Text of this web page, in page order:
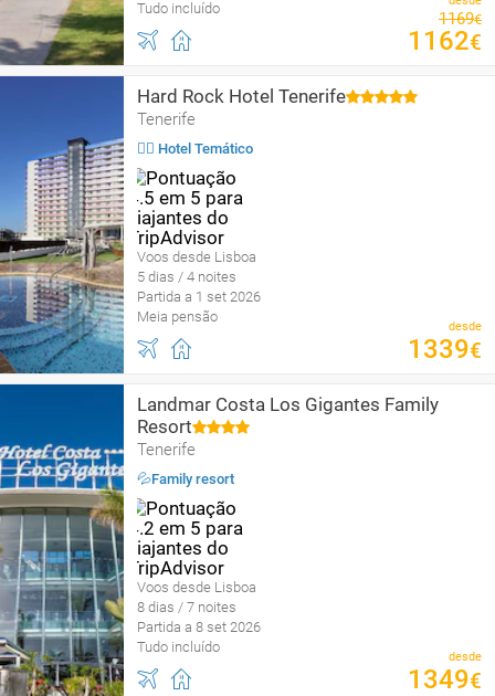
Tudo incluído
1169€
1162€
Hard Rock Hotel Tenerife
Tenerife
🤹‍♀️ Hotel Temático
Voos desde Lisboa
5 dias / 4 noites
Partida a 1 set 2026
Meia pensão
desde
1339€
Landmar Costa Los Gigantes Family
Resort
Tenerife
💦Family resort
Voos desde Lisboa
8 dias / 7 noites
Partida a 8 set 2026
Tudo incluído
desde
1349€